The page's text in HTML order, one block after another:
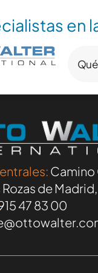
en
Camino
de
47 83 00